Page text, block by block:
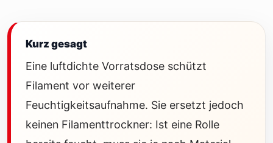
Kurz gesagt
Eine luftdichte Vorratsdose schützt
Filament vor weiterer
Feuchtigkeitsaufnahme. Sie ersetzt jedoch
keinen Filamenttrockner: Ist eine Rolle